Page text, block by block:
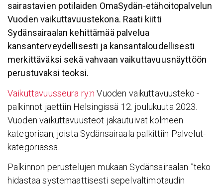
sairastavien potilaiden OmaSydän-etähoitopalvelun
Vuoden vaikuttavuustekona. Raati kiitti
Sydänsairaalan kehittämää palvelua
kansanterveydellisesti ja kansantaloudellisesti
merkittäväksi sekä vahvaan vaikuttavuusnäyttöön
perustuvaksi teoksi.
Vaikuttavuusseura ry:n Vuoden vaikuttavuusteko -
palkinnot jaettiin Helsingissä 12. joulukuuta 2023.
Vuoden vaikuttavuusteot jakautuivat kolmeen
kategoriaan, joista Sydänsairaala palkittiin Palvelut-
kategoriassa.
Palkinnon perustelujen mukaan Sydänsairaalan ”teko
hidastaa systemaattisesti sepelvaltimotaudin